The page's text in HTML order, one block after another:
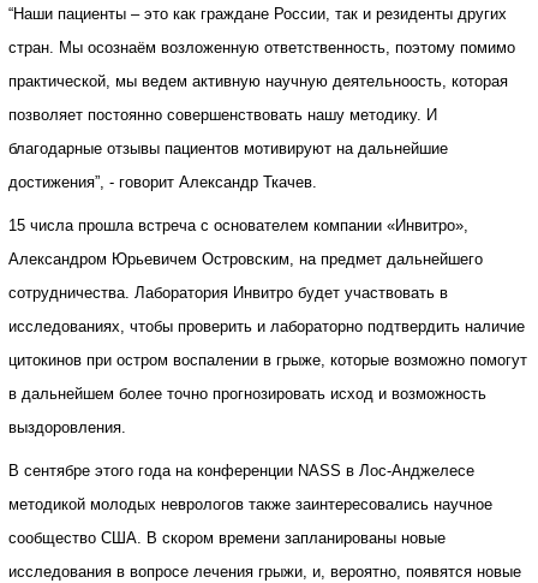
“Наши пациенты – это как граждане России, так и резиденты других
стран. Мы осознаём возложенную ответственность, поэтому помимо
практической, мы ведем активную научную деятельноость, которая
позволяет постоянно совершенствовать нашу методику. И
благодарные отзывы пациентов мотивируют на дальнейшие
достижения”, - говорит Александр Ткачев.
15 числа прошла встреча с основателем компании «Инвитро»,
Александром Юрьевичем Островским, на предмет дальнейшего
сотрудничества. Лаборатория Инвитро будет участвовать в
исследованиях, чтобы проверить и лабораторно подтвердить наличие
цитокинов при остром воспалении в грыже, которые возможно помогут
в дальнейшем более точно прогнозировать исход и возможность
выздоровления.
В сентябре этого года на конференции NASS в Лос-Анджелесе
методикой молодых неврологов также заинтересовались научное
сообщество США. В скором времени запланированы новые
исследования в вопросе лечения грыжи, и, вероятно, появятся новые